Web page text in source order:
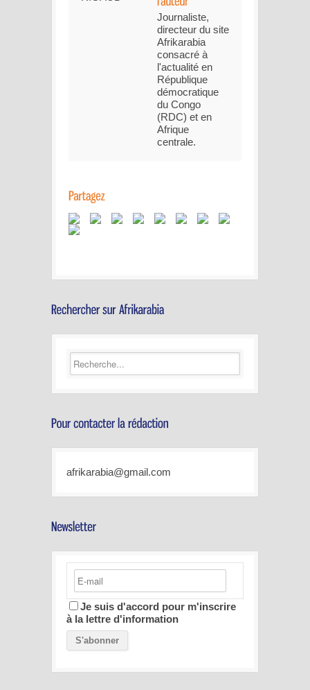
Journaliste,
directeur du site
Afrikarabia
consacré à
l'actualité en
République
démocratique
du Congo
(RDC) et en
Afrique
centrale.
afrikarabia@gmail.com
Je suis d'accord pour m'inscrire
à la lettre d'information